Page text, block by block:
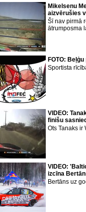
Mikelsenu
aizvērušies
Šī nav pirmā
ātrumposma
FOTO:
Sportista
VIDEO:
finišu
Ots Tanaks ir
VIDEO:
izcīna
Bertāns uz